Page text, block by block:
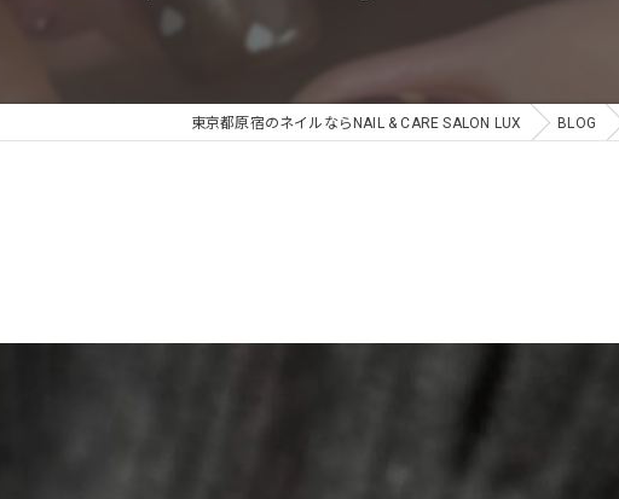
東京都原宿のネイルならNAIL & CARE SALON LUX BLOG